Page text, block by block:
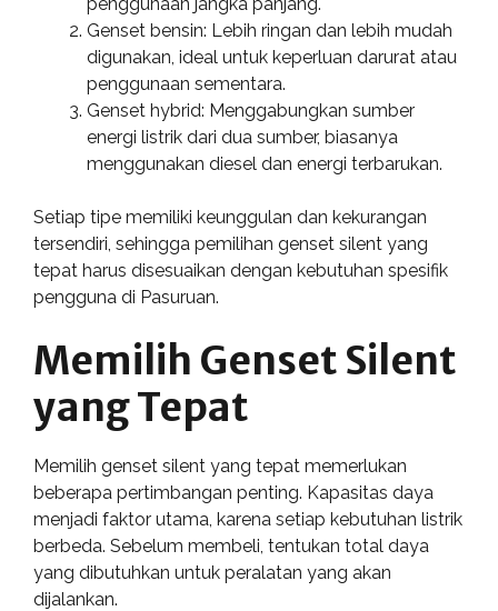
Genset bensin: Lebih ringan dan lebih mudah
digunakan, ideal untuk keperluan darurat atau
penggunaan sementara.
Genset hybrid: Menggabungkan sumber
energi listrik dari dua sumber, biasanya
menggunakan diesel dan energi terbarukan.
Setiap tipe memiliki keunggulan dan kekurangan
tersendiri, sehingga pemilihan genset silent yang
tepat harus disesuaikan dengan kebutuhan spesifik
pengguna di Pasuruan.
Memilih Genset Silent
yang Tepat
Memilih genset silent yang tepat memerlukan
beberapa pertimbangan penting. Kapasitas daya
menjadi faktor utama, karena setiap kebutuhan listrik
berbeda. Sebelum membeli, tentukan total daya
yang dibutuhkan untuk peralatan yang akan
dijalankan.